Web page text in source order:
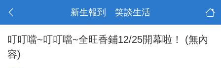
新生報到 笑談生活
叮叮噹~叮叮噹~全旺香鋪12/25開幕啦！ (無內
容)